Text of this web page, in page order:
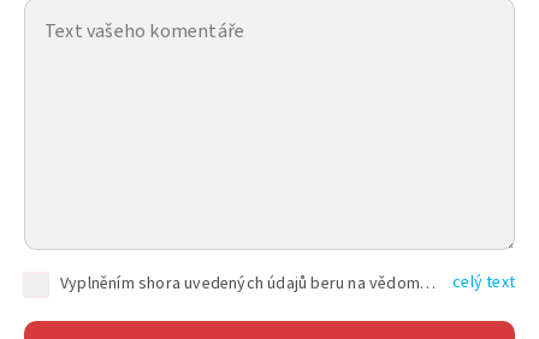
Vyplněním shora uvedených údajů beru na vědomí, že společnost TEXT FACTORY s.r.o., sídlem Brno, Durďákova 336/29, Černá Pole, PSČ: 613 00, IČ: 06157831, zapsané u Krajského soudu v Brně, oddíl C, vložka 100399, bude zpracovávat mé osobní údaje uvedené v rámci mnou vyplněného registračního formuláře na základě oprávněných zájmů TEXT FACTORY s.r.o. dle čl. 6 odst. 1 písm. f) GDPR a pro splnění právních povinností (čl. 6 odst. 1 písm. c) GDPR), a to pro tyto účely: nezbytnost zajistit oprávnění návštěvníka webových stránek provozovaných společností TEXT FACTORY s.r.o. přispívat aktivně ke zveřejněným článkům nebo v rámci diskusních fór a výkon práv TEXT FACTORY s.r.o. jako administrátora těchto diskusních fór. Více informací o zpracování osobních údajů a právech lze nalézt v celý text